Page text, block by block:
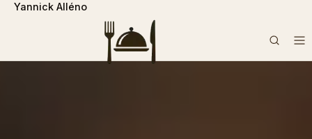
```php
Yannick Alléno